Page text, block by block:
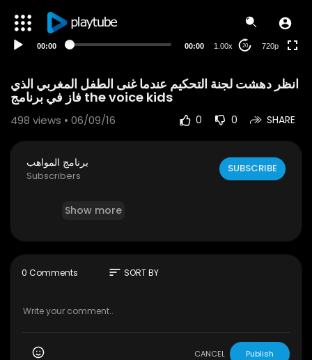
00:00 00:00 1.00x 20 720p
انظر دهشت لجنة التحكيم عندما غنى الطفل المغربي الذي
فاز في برنامج the voice kids
498 views • 06/09/16 0 0 SHARE
برنامج المواهب
Subscribers
SUBSCRIBE
Show more
0 Comments sort SORT BY
CANCEL Publish